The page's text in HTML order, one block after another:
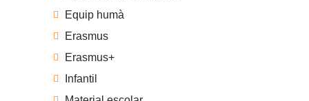
Equip humà
Erasmus
Erasmus+
Infantil